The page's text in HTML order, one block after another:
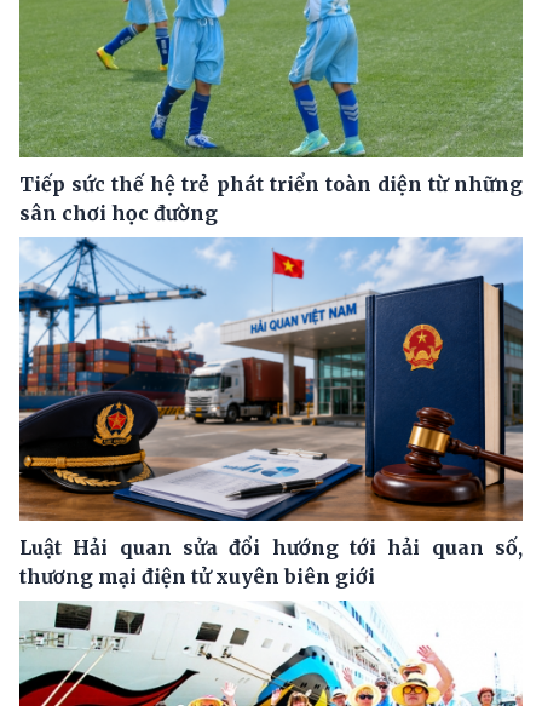
Tiếp sức thế hệ trẻ phát triển toàn diện từ những
sân chơi học đường
Luật Hải quan sửa đổi hướng tới hải quan số,
thương mại điện tử xuyên biên giới